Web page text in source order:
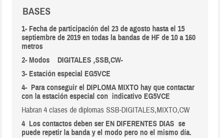
BASES
1- Fecha de participación del 23 de agosto hasta el 15
septiembre de 2019 en todas la bandas de HF de 10 a 160
metros
2- Modos DIGITALES ,SSB,CW-
3- Estación especial EG5VCE
4- Para conseguir el DIPLOMA MIXTO hay que contactar
con la estación especial con indicativo EG5VCE
Habran 4 clases de diplomas SSB-DIGITALES,MIXTO,CW
4 Los contactos deben ser EN DIFERENTES DIAS se
puede repetir la banda y el modo pero no el mismo día.